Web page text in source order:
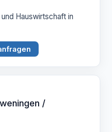
Hauswirtschaft in
/